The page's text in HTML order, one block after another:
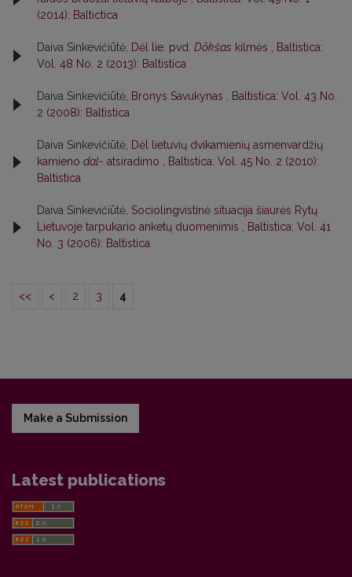
(2014): Baltictica
Daiva Sinkevičiūtė, Dėl lie. pvd. Dõkšas kilmės , Baltistica:
Vol. 48 No. 2 (2013): Baltistica
Daiva Sinkevičiūtė, Bronys Savukynas , Baltistica: Vol. 43 No.
2 (2008): Baltistica
Daiva Sinkevičiūtė, Dėl lietuvių dvikamienių asmenvardžių
kamieno dal- atsiradimo , Baltistica: Vol. 45 No. 2 (2010):
Baltistica
Daiva Sinkevičiūtė, Sociolingvistinė situacija šiaurės Rytų
Lietuvoje tarpukario anketų duomenimis , Baltistica: Vol. 41
No. 3 (2006): Baltistica
<< < 2 3 4
Make a Submission
Latest publications